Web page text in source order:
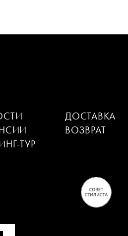
ТУР
ДОСТАВКА
ВОЗВРАТ